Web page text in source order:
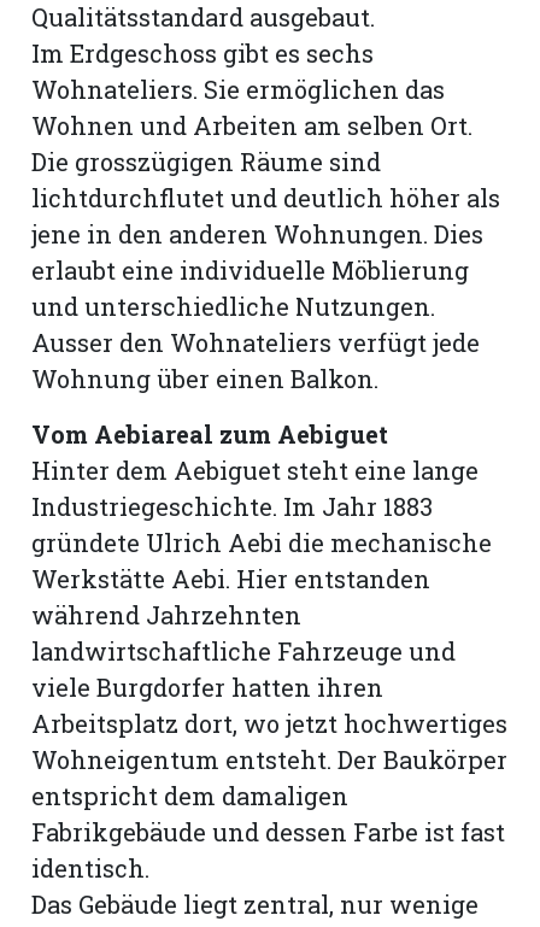
Qualitätsstandard ausgebaut.
Im Erdgeschoss gibt es sechs
Wohnateliers. Sie ermöglichen das
Wohnen und Arbeiten am selben Ort.
Die grosszügigen Räume sind
lichtdurchflutet und deutlich höher als
jene in den anderen Wohnungen. Dies
erlaubt eine individuelle Möblierung
und unterschiedliche Nutzungen.
Ausser den Wohnateliers verfügt jede
Wohnung über einen Balkon.
Vom Aebiareal zum Aebiguet
Hinter dem Aebiguet steht eine lange
Industriegeschichte. Im Jahr 1883
gründete Ulrich Aebi die mechanische
Werkstätte Aebi. Hier entstanden
während Jahrzehnten
landwirtschaftliche Fahrzeuge und
viele Burgdorfer hatten ihren
Arbeitsplatz dort, wo jetzt hochwertiges
Wohneigentum entsteht. Der Baukörper
entspricht dem damaligen
Fabrikgebäude und dessen Farbe ist fast
identisch.
Das Gebäude liegt zentral, nur wenige